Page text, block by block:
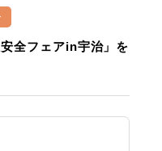
全フェアin宇治」を